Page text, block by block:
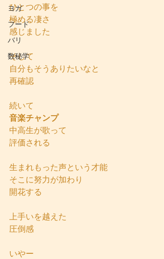
ヨガ
フード
バリ
数秘学
ひとつの事を
極める凄さ
感じました
そして
自分もそうありたいなと
再確認
続いて
音楽チャンプ
中高生が歌って
評価される
生まれもった声という才能
そこに努力が加わり
開花する
上手いを越えた
圧倒感
いやー